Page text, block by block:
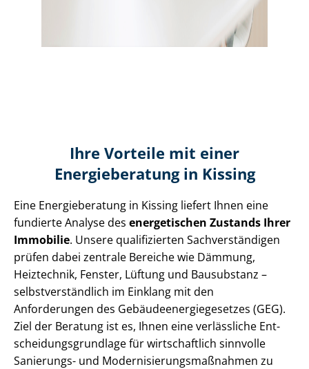
Ihre Vorteile mit einer
Energieberatung in Kissing
Eine Energieberatung in Kissing liefert Ihnen eine
fundierte Analyse des energetischen Zustands Ihrer
Immobilie. Unsere qualifizierten Sach­ver­stän­di­gen
prüfen dabei zentrale Bereiche wie Dämmung,
Heiztechnik, Fenster, Lüftung und Bausubstanz –
selbst­ver­ständ­lich im Einklang mit den
Anforderungen des Ge­bäu­de­en­er­gie­ge­set­zes (GEG).
Ziel der Beratung ist es, Ihnen eine verlässliche Ent­
schei­dungs­grund­la­ge für wirtschaftlich sinnvolle
Sanierungs- und Mo­der­ni­sie­rungs­maß­nah­men zu